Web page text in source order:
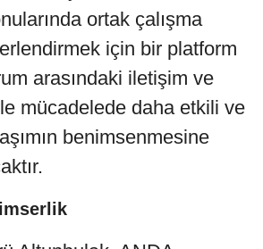
ortak çalışma
için bir platform
arasındaki iletişim ve
mücadelede daha etkili ve
benimsenmesine